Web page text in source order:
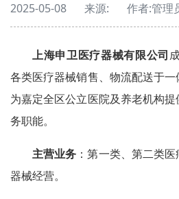
2025-05-08 来源: 作者:管理
上海申卫医疗器械有限公司
各类医疗器械销售、物流配送于
为嘉定全区公立医院及养老机构
务职能。
主营业务 ：第一类、第二类
器械经营。